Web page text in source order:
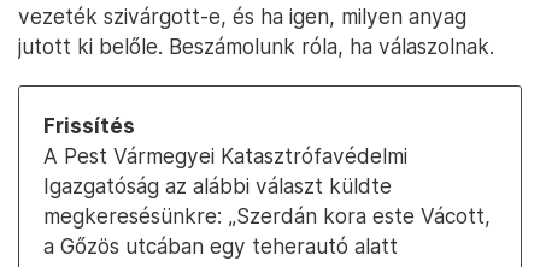
vezeték szivárgott-e, és ha igen, milyen anyag
jutott ki belőle. Beszámolunk róla, ha válaszolnak.
Frissítés
A Pest Vármegyei Katasztrófavédelmi
Igazgatóság az alábbi választ küldte
megkeresésünkre: „Szerdán kora este Vácott,
a Gőzös utcában egy teherautó alatt